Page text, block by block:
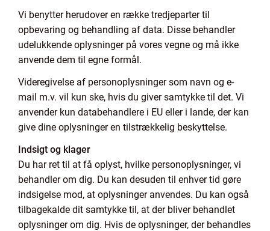
Vi benytter herudover en række tredjeparter til
opbevaring og behandling af data. Disse behandler
udelukkende oplysninger på vores vegne og må ikke
anvende dem til egne formål.
Videregivelse af personoplysninger som navn og e-
mail m.v. vil kun ske, hvis du giver samtykke til det. Vi
anvender kun databehandlere i EU eller i lande, der kan
give dine oplysninger en tilstrækkelig beskyttelse.
Indsigt og klager
Du har ret til at få oplyst, hvilke personoplysninger, vi
behandler om dig. Du kan desuden til enhver tid gøre
indsigelse mod, at oplysninger anvendes. Du kan også
tilbagekalde dit samtykke til, at der bliver behandlet
oplysninger om dig. Hvis de oplysninger, der behandles